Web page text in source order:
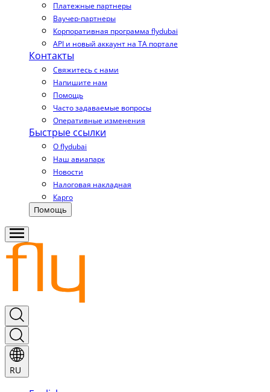
Платежные партнеры
Ваучер-партнеры
Корпоративная программа flydubai
API и новый аккаунт на TA портале
Контакты
Свяжитесь с нами
Напишите нам
Помощь
Часто задаваемые вопросы
Оперативные изменения
Быстрые ссылки
О flydubai
Наш авиапарк
Новости
Налоговая накладная
Карго
Помощь
RU